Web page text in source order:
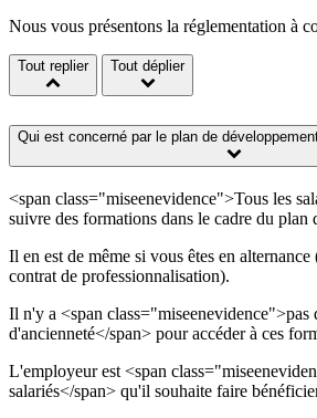
Nous vous présentons la réglementation à
Tout replier Tout déplier
Qui est concerné par le plan de
<span class="miseenevidence">Tous les
suivre des formations dans le cadre du plan
Il en est de même si vous êtes en
contrat de professionnalisation).
Il n'y a <span class="miseenevidence">pas
d'ancienneté</span> pour accéder à ces
L'employeur est <span
salariés</span> qu'il souhaite faire